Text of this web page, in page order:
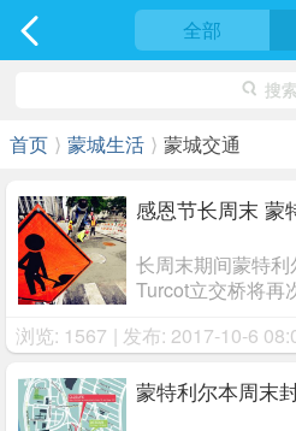
社区
搜索
全部
首页 ⟩ 蒙城生活 ⟩ 蒙城交通
感恩节长周末 蒙
长周末期间蒙特利
Turcot立交桥将再
20号高速东前往
时间为下周 ...
浏览: 1567 | 发布: 2017-10-6
蒙特利尔本周末